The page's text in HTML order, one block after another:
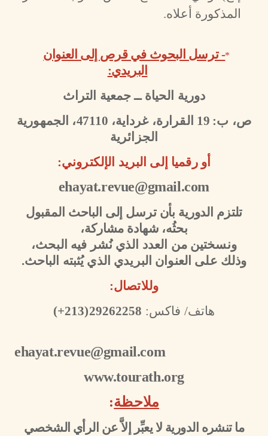
المذكورة أعلاه.
*- ترسل البحوث في قرص إلى العنوان
البريدي:
دورية الحياة ــ جمعية التراث
ص، ب: 19 القرارة، غرداية، 47110، الجمهورية
الجزائرية
أو رقميا إلى البريد الإلكتروني:
ehayat.revue@gmail.com
تلتزم الدورية بأن ترسل إلى الباحث المقبول
بحثُه، شهادة مشاركة،
ونسختين من العدد الذي نُشر فيه البحث،
وذلك على العنوان البريدي الذي يُثبته الباحث.
وللاتصال:
هاتف/ فاكس: 29262258(213+)
ehayat.revue@gmail.com
www.tourath.org
ملاحظة:
ما تنشره الدورية لا يعبِّر إلاَّ عن الرأي الشخصي